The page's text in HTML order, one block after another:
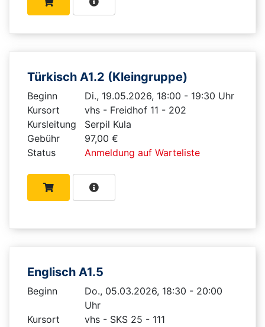
Türkisch A1.2 (Kleingruppe)
Beginn
Di., 19.05.2026, 18:00 - 19:30 Uhr
Kursort
vhs - Freidhof 11 - 202
Kursleitung
Serpil Kula
Gebühr
97,00 €
Status
Anmeldung auf Warteliste
Englisch A1.5
Beginn
Do., 05.03.2026, 18:30 - 20:00
Uhr
Kursort
vhs - SKS 25 - 111